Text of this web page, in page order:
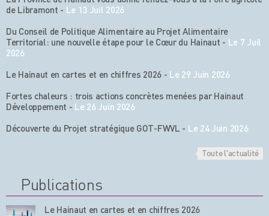
de Libramont - Le 13 Juil 2026
Du Conseil de Politique Alimentaire au Projet Alimentaire
Territorial: une nouvelle étape pour le Cœur du Hainaut - Le 7 Juil
2026
Le Hainaut en cartes et en chiffres 2026 - Le 29 Juin 2026
Fortes chaleurs : trois actions concrètes menées par Hainaut
Développement - Le 26 Juin 2026
Découverte du Projet stratégique GOT-FWVL - Le 24 Juin 2026
Toute l'actualité
Publications
Le Hainaut en cartes et en chiffres 2026